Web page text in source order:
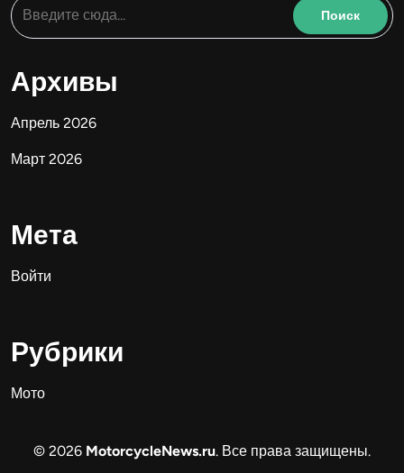
Архивы
Апрель 2026
Март 2026
Мета
Войти
Рубрики
Мото
© 2026 MotorcycleNews.ru. Все права защищены.